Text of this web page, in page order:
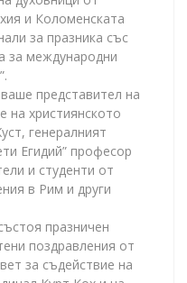
и Коломенската
за празника със
за международни
представител на
на християнското
генералният
Егидий” професор
и студенти от
в Рим и други
празничен
поздравления от
за съдействие на